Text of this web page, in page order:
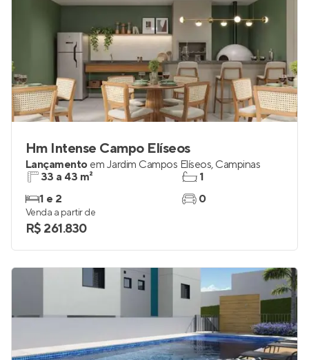
Hm Intense Campo Elíseos
Lançamento em Jardim Campos Elíseos, Campinas
33 a 43 m²
1 e 2
1
0
Venda a partir de
R$ 261.830